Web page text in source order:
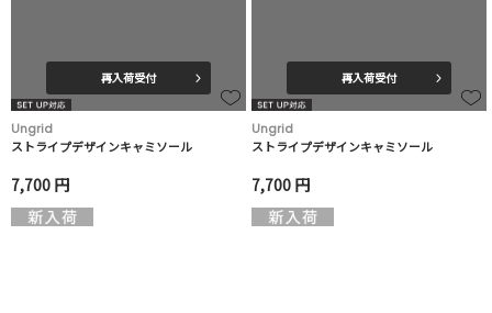
再入荷受付
Ungrid
ストライプデザインキャミソール
7,700 円
再入荷受付
Ungrid
ストライプデザインキャミソール
7,700 円